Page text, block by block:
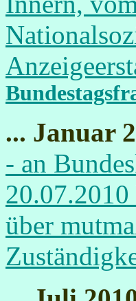
... Januar
- an
über